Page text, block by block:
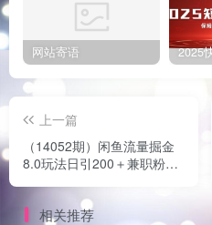
网站寄语
上一篇
（14052期）闲鱼流量掘金
8.0玩法日引200＋兼职粉配
相关推荐